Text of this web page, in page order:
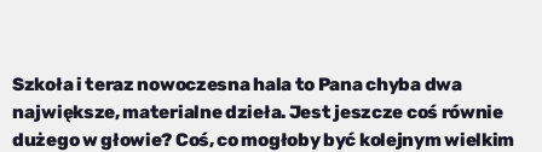
Szkoła i teraz nowoczesna hala to Pana chyba dwa
największe, materialne dzieła. Jest jeszcze coś równie
dużego w głowie? Coś, co mogłoby być kolejnym wielkim